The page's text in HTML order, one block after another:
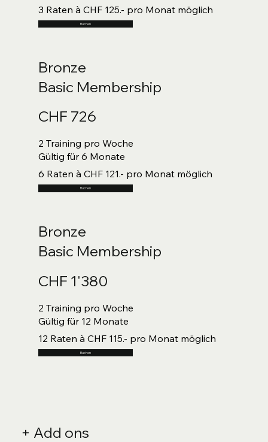
3 Raten à CHF 125.- pro Monat möglich
Buchen
Bronze
Basic Membership
2 Training pro Woche
Gültig für 6 Monate
CHF 726
6 Raten à CHF 121.- pro Monat möglich
Buchen
Bronze
Basic Membership
2 Training pro Woche
Gültig für 12 Monate
CHF 1'380
12 Raten à CHF 115.- pro Monat möglich
Buchen
+ Add ons